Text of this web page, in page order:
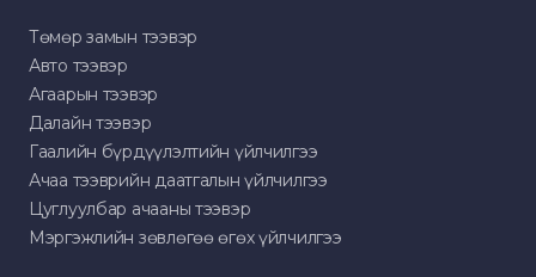
Төмөр замын тээвэр
Авто тээвэр
Агаарын тээвэр
Далайн тээвэр
Гаалийн бүрдүүлэлтийн үйлчилгээ
Ачаа тээврийн даатгалын үйлчилгээ
Цуглуулбар ачааны тээвэр
Мэргэжлийн зөвлөгөө өгөх үйлчилгээ